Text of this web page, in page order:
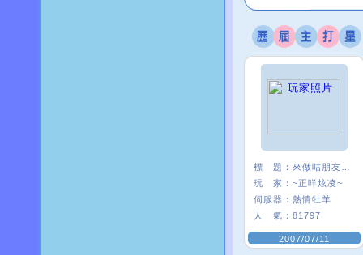
標 題：
玩 家： ~正咩炫凌~
伺服器： 熱情牡羊
人 氣： 81797
2007/07/11